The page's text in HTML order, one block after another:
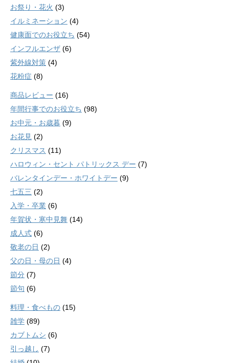
お祭り・花火 (3)
イルミネーション (4)
健康面でのお役立ち (54)
インフルエンザ (6)
紫外線対策 (4)
花粉症 (8)
商品レビュー (16)
年間行事でのお役立ち (98)
お中元・お歳暮 (9)
お花見 (2)
クリスマス (11)
ハロウィン・セント パトリックス デー (7)
バレンタインデー・ホワイトデー (9)
七五三 (2)
入学・卒業 (6)
年賀状・寒中見舞 (14)
成人式 (6)
敬老の日 (2)
父の日・母の日 (4)
節分 (7)
節句 (6)
料理・食べもの (15)
雑学 (89)
カブトムシ (6)
引っ越し (7)